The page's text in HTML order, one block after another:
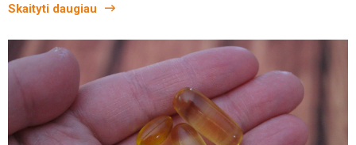
Skaityti daugiau